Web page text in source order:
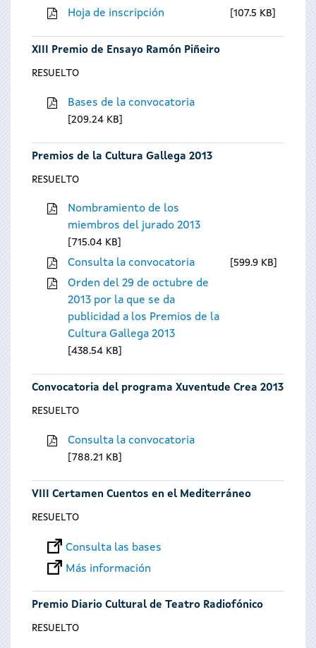
Hoja de inscripción 107.5 KB
XIII Premio de Ensayo Ramón Piñeiro
RESUELTO
Bases de la convocatoria
209.24 KB
Premios de la Cultura Gallega 2013
RESUELTO
Nombramiento de los
miembros del jurado 2013
715.04 KB
Consulta la convocatoria 599.9 KB
Orden del 29 de octubre de
2013 por la que se da
publicidad a los Premios de la
Cultura Gallega 2013
438.54 KB
Convocatoria del programa Xuventude Crea 2013
RESUELTO
Consulta la convocatoria
788.21 KB
VIII Certamen Cuentos en el Mediterráneo
RESUELTO
Consulta las bases
Más información
Premio Diario Cultural de Teatro Radiofónico
RESUELTO